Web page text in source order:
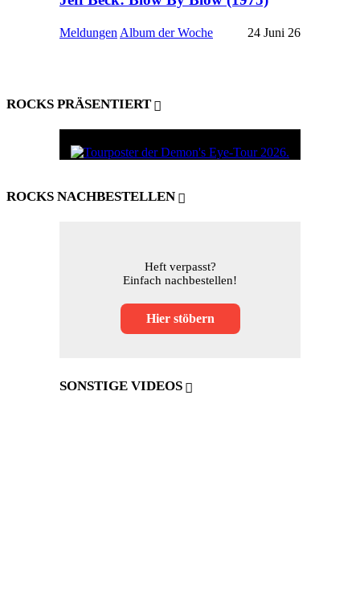
Meldungen Album der Woche 24 Juni 26
ROCKS PRÄSENTIERT
ROCKS NACHBESTELLEN
Heft verpasst?
Einfach nachbestellen!
Hier stöbern
SONSTIGE VIDEOS